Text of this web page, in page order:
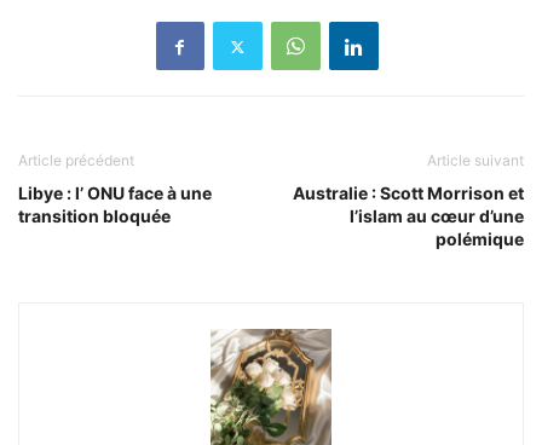
Article précédent
Libye : l’ ONU face à une
transition bloquée
Article suivant
Australie : Scott Morrison et
l’islam au cœur d’une
polémique